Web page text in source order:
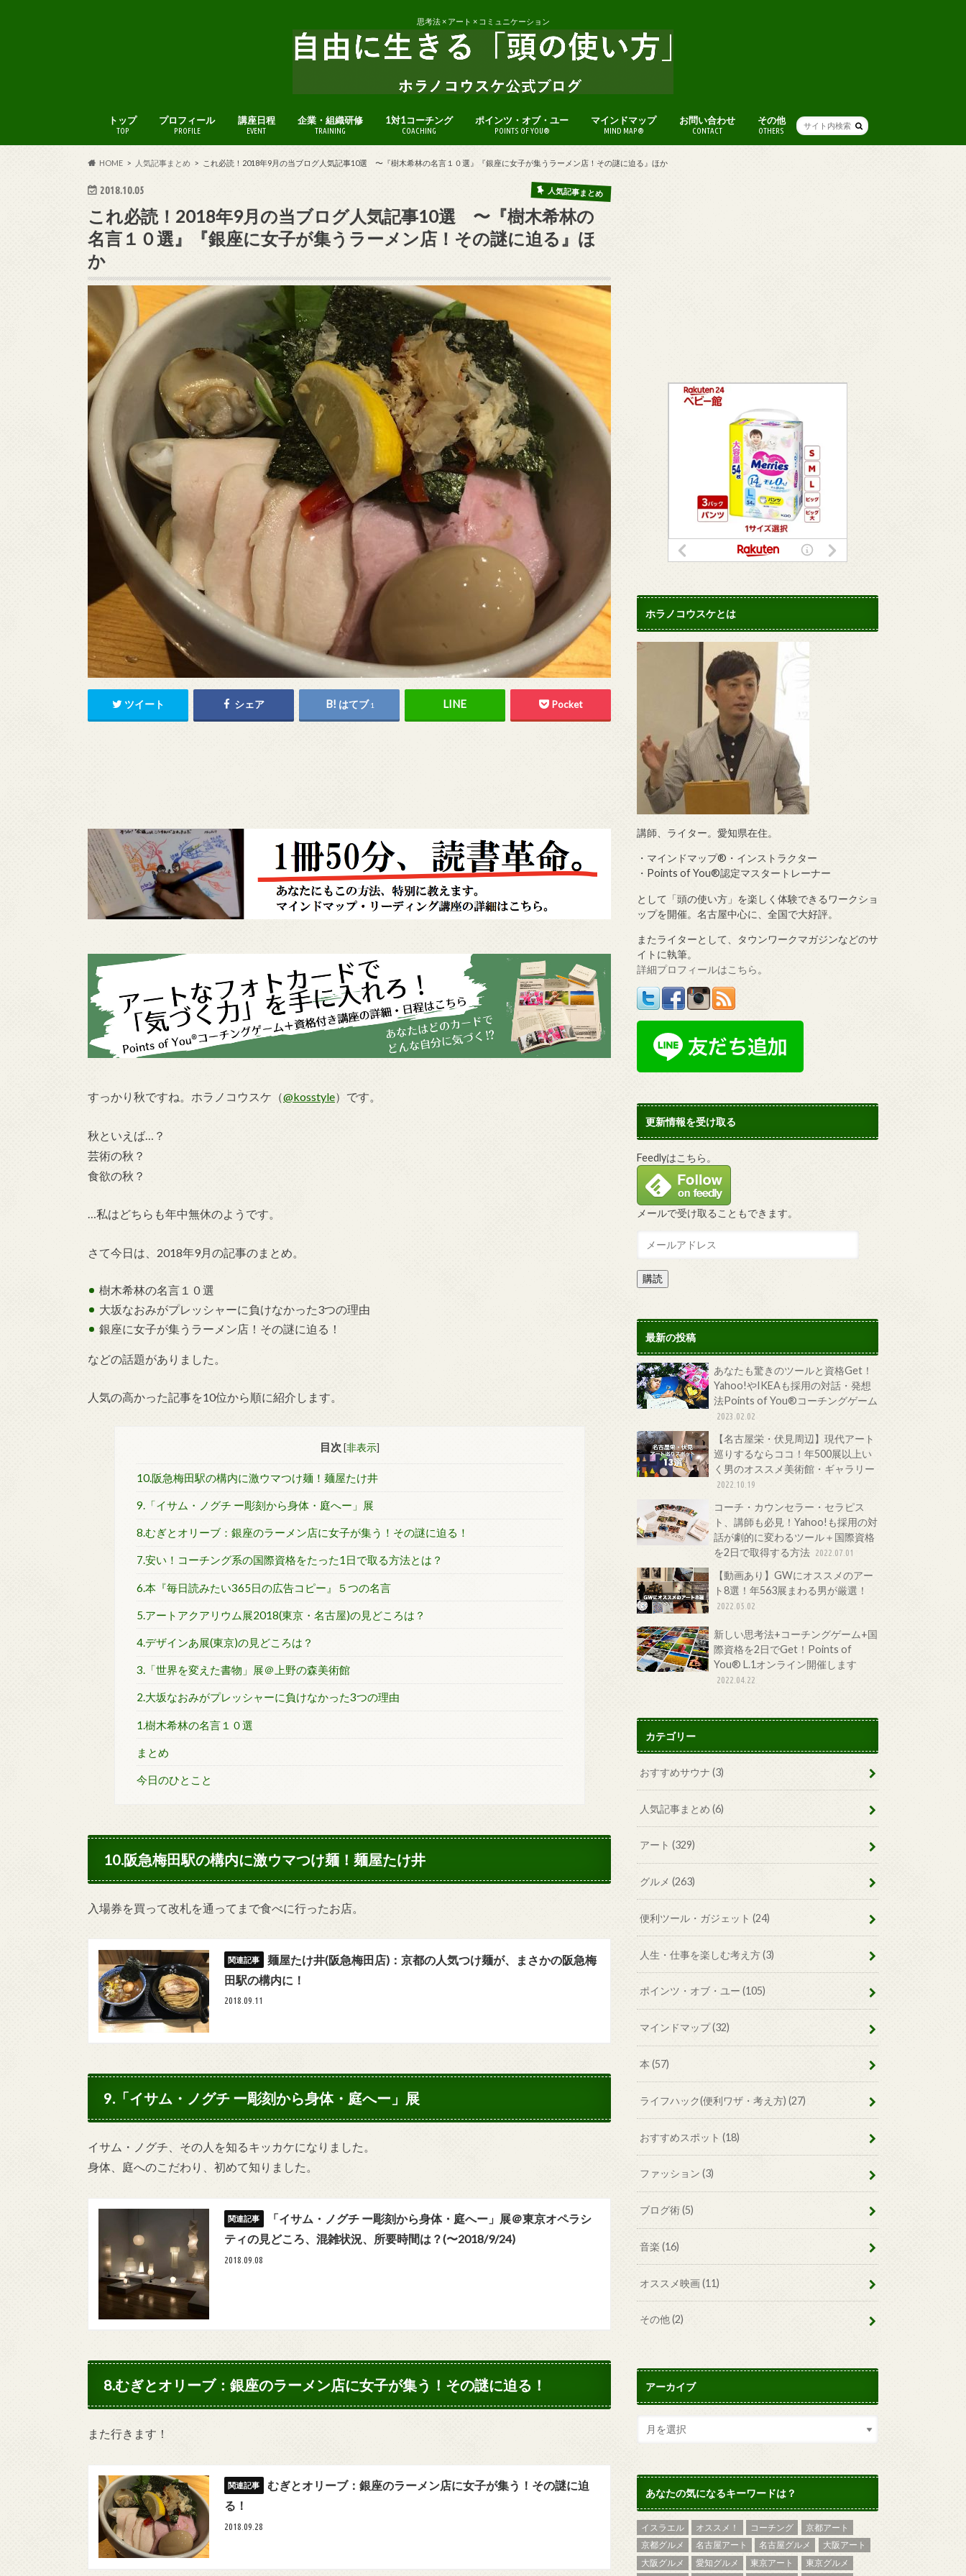
思考法 × アート × コミュニケーション
トップ
TOP
プロフィール
PROFILE
講座日程
EVENT
企業・組織研修
TRAINING
1対1コーチング
COACHING
ポインツ・オブ・ユー
POINTS OF YOU®
マインドマップ
MIND MAP®
お問い合わせ
CONTACT
その他
OTHERS
HOME 人気記事まとめ これ必読！2018年9月の当ブログ人気記事10選 〜『樹木希林の名言１０選』『銀座に女子が集うラーメン店！その謎に迫る』ほか
2018.10.05 人気記事まとめ
これ必読！2018年9月の当ブログ人気記事10選 〜『樹木希林の
名言１０選』『銀座に女子が集うラーメン店！その謎に迫る』ほ
か
ツイート シェア はてブ 1 Pocket
すっかり秋ですね。ホラノコウスケ（@kosstyle）です。
秋といえば…？
芸術の秋？
食欲の秋？
…私はどちらも年中無休のようです。
さて今日は、2018年9月の記事のまとめ。
樹木希林の名言１０選
大坂なおみがプレッシャーに負けなかった3つの理由
銀座に女子が集うラーメン店！その謎に迫る！
などの話題がありました。
人気の高かった記事を10位から順に紹介します。
目次 [非表示]
10.阪急梅田駅の構内に激ウマつけ麺！麺屋たけ井
9.「イサム・ノグチ ー彫刻から身体・庭へー」展
8.むぎとオリーブ：銀座のラーメン店に女子が集う！その謎に迫る！
7.安い！コーチング系の国際資格をたった1日で取る方法とは？
6.本『毎日読みたい365日の広告コピー』５つの名言
5.アートアクアリウム展2018(東京・名古屋)の見どころは？
4.デザインあ展(東京)の見どころは？
3.「世界を変えた書物」展＠上野の森美術館
2.大坂なおみがプレッシャーに負けなかった3つの理由
1.樹木希林の名言１０選
まとめ
今日のひとこと
10.阪急梅田駅の構内に激ウマつけ麺！麺屋たけ井
入場券を買って改札を通ってまで食べに行ったお店。
麺屋たけ井(阪急梅田店)：京都の人気つけ麺が、まさかの阪急梅
田駅の構内に！
2018.09.11
9.「イサム・ノグチ ー彫刻から身体・庭へー」展
イサム・ノグチ、その人を知るキッカケになりました。
身体、庭へのこだわり、初めて知りました。
「イサム・ノグチ ー彫刻から身体・庭へー」展＠東京オペラシ
ティの見どころ、混雑状況、所要時間は？(〜2018/9/24)
2018.09.08
8.むぎとオリーブ：銀座のラーメン店に女子が集う！その謎に迫る！
また行きます！
むぎとオリーブ：銀座のラーメン店に女子が集う！その謎に迫
る！
2018.09.28
ホラノコウスケとは
講師、ライター。愛知県在住。
・マインドマップ®・インストラクター
・Points of You®認定マスタートレーナー
として「頭の使い方」を楽しく体験できるワークショ
ップを開催。名古屋中心に、全国で大好評。
またライターとして、タウンワークマガジンなどのサ
イトに執筆。
詳細プロフィールはこちら 。
更新情報を受け取る
Feedlyはこちら。
メールで受け取ることもできます。
購読
最新の投稿
あなたも驚きのツールと資格Get！
Yahoo!やIKEAも採用の対話・発想
法Points of You®コーチングゲーム
2023.02.02
【名古屋栄・伏見周辺】現代アート
巡りするならココ！年500展以上い
く男のオススメ美術館・ギャラリー
2022.10.19
コーチ・カウンセラー・セラピス
ト、講師も必見！Yahoo!も採用の対
話が劇的に変わるツール＋国際資格
を2日で取得する方法 2022.07.01
【動画あり】GWにオススメのアー
ト8選！年563展まわる男が厳選！
2022.05.02
新しい思考法+コーチングゲーム+国
際資格を2日でGet！Points of
You® L.1オンライン開催します
2022.04.22
カテゴリー
おすすめサウナ(3)
人気記事まとめ(6)
アート(329)
グルメ(263)
便利ツール・ガジェット(24)
人生・仕事を楽しむ考え方(3)
ポインツ・オブ・ユー(105)
マインドマップ(32)
本(57)
ライフハック(便利ワザ・考え方)(27)
おすすめスポット(18)
ファッション(3)
ブログ術(5)
音楽(16)
オススメ映画(11)
その他(2)
アーカイブ
あなたの気になるキーワードは？
イスラエル オススメ！ コーチング
京都アート
京都グルメ
名古屋アート 名古屋グルメ
大阪アート
大阪グルメ
愛知グルメ 東京アート
東京グルメ